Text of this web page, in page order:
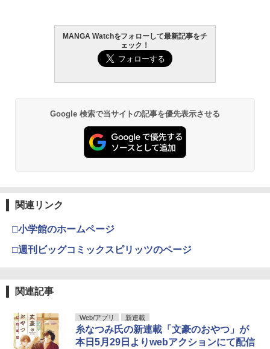
MANGA Watchをフォローして最新記事をチ
ェック！
Google 検索で当サイトの記事を優先表示させる
関連リンク
□小学館のホームページ
□週刊ビッグコミックスピリッツのページ
関連記事
Web/アプリ 新連載
糸なつみ氏の新連載「文豪のおやつ」が
本日5月29日よりwebアクションにて配信